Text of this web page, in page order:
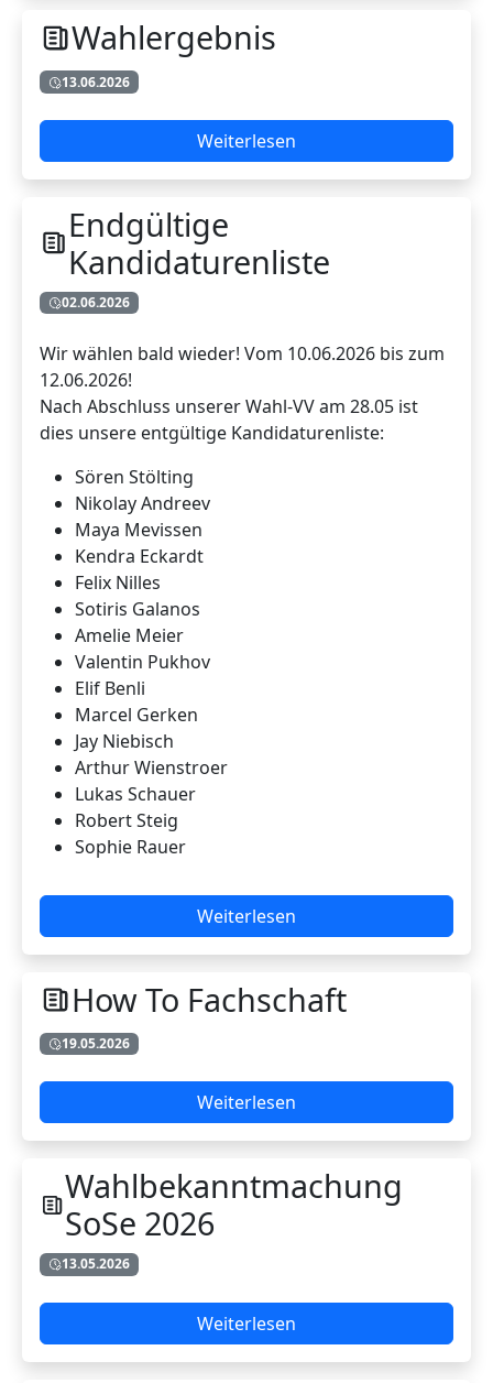
Wahlergebnis
13.06.2026
Weiterlesen
Endgültige
Kandidaturenliste
02.06.2026
Wir wählen bald wieder! Vom 10.06.2026 bis zum
12.06.2026!
Nach Abschluss unserer Wahl-VV am 28.05 ist
dies unsere entgültige Kandidaturenliste:
Sören Stölting
Nikolay Andreev
Maya Mevissen
Kendra Eckardt
Felix Nilles
Sotiris Galanos
Amelie Meier
Valentin Pukhov
Elif Benli
Marcel Gerken
Jay Niebisch
Arthur Wienstroer
Lukas Schauer
Robert Steig
Sophie Rauer
Weiterlesen
How To Fachschaft
19.05.2026
Weiterlesen
Wahlbekanntmachung
SoSe 2026
13.05.2026
Weiterlesen